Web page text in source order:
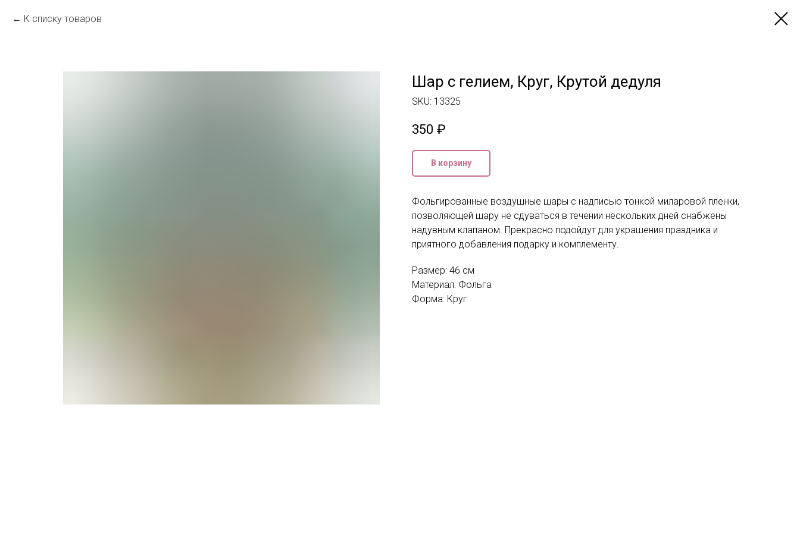
К списку товаров
Шар с гелием, Круг, Крутой дедуля
SKU: 13325
350 ₽
В корзину
Фольгированные воздушные шары с надписью тонкой миларовой пленки,
позволяющей шару не сдуваться в течении нескольких дней снабжены
надувным клапаном. Прекрасно подойдут для украшения праздника и
приятного добавления подарку и комплементу.
Размер: 46 см
Материал: Фольга
Форма: Круг